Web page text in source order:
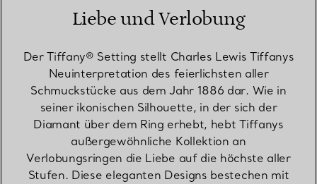
Liebe und Verlobung
Der Tiffany® Setting stellt Charles Lewis Tiffanys
Neuinterpretation des feierlichsten aller
Schmuckstücke aus dem Jahr 1886 dar. Wie in
seiner ikonischen Silhouette, in der sich der
Diamant über dem Ring erhebt, hebt Tiffanys
außergewöhnliche Kollektion an
Verlobungsringen die Liebe auf die höchste aller
Stufen. Diese eleganten Designs bestechen mit